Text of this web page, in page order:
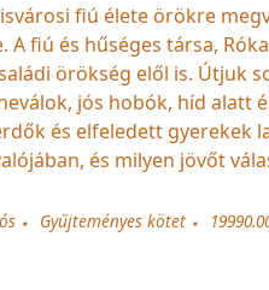
fiú élete örökre
A fiú és hűséges társa,
örökség elől is. Útjuk
jós hobók, híd alatt
és elfeledett gyerekek
és milyen jövőt
Gyűjteményes kötet